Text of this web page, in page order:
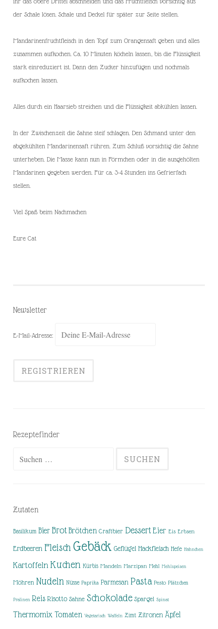
der Schale lösen. Schale und Deckel für später zur Seite stellen.
Mandarinenfruchtfleisch in den Topf zum Orangensaft geben und alles
zusammen aufkochen. Ca. 10 Minuten köcheln lassen, bis die Flüssigkeit
stark einreduziert ist. Dann den Zucker hinzufügen und nochmals
aufkochen lassen.
Alles durch ein Haarsieb streichen und die Flüssigkeit abkühlen lassen.
In der Zwischenzeit die Sahne steif schlagen. Den Schmand unter den
abgekühlten Mandarinensaft rühren. Zum Schluß vorsichtig die Sahne
unterheben. Die Masse kann nun in Förmchen oder in die ausgehölten
Mandarinen gegeben werden. Für ca. 3-4 Stunden ins Gefrierfach
stellen.
Viel Spaß beim Nachmachen
Eure Cat
Newsletter
E-Mail-Adresse:
Rezeptefinder
Zutaten
Basilikum Bier Brot Brötchen Craftbier Dessert Eier Eis Erbsen
Erdbeeren Fleisch Gebäck Geflügel Hackfleisch Hefe Hähnchen
Kartoffeln Kuchen Kürbis Mandeln Marzipan Mehl Mehlspeisen
Möhren Nudeln Nüsse Paprika Parmesan Pasta Pesto Plätzchen
Pralinen Reis Risotto Sahne Schokolade Spargel Spinat
Thermomix Tomaten Vegetarisch Waffeln Zimt Zitronen Äpfel